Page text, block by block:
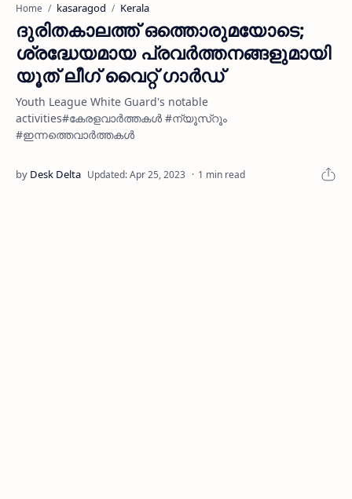
Home kasaragod Kerala
ദുരിതകാലത്ത് ഒത്തൊരുമയോടെ;
ശ്രദ്ധേയമായ പ്രവർത്തനങ്ങളുമായി
യൂത് ലീഗ് വൈറ്റ് ഗാർഡ്
Youth League White Guard's notable
activities#കേരളവാർത്തകൾ #ന്യൂസ്റൂം
#ഇന്നത്തെവാർത്തകൾ
1 min read